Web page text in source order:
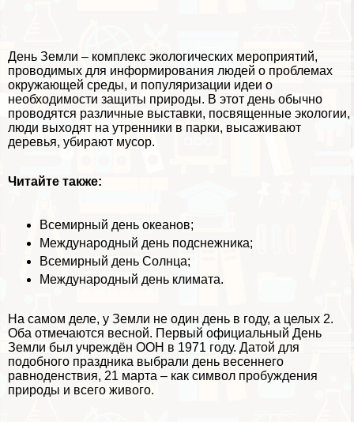
День Земли – комплекс экологических мероприятий,
проводимых для информирования людей о проблемах
окружающей среды, и популяризации идеи о
необходимости защиты природы. В этот день обычно
проводятся различные выставки, посвященные экологии,
люди выходят на утренники в парки, высаживают
деревья, убирают мусор.
Читайте также:
Всемирный день океанов;
Международный день подснежника;
Всемирный день Солнца;
Международный день климата.
На самом деле, у Земли не один день в году, а целых 2.
Оба отмечаются весной. Первый официальный День
Земли был учреждён ООН в 1971 году. Датой для
подобного праздника выбрали день весеннего
равноденствия, 21 марта – как символ пробуждения
природы и всего живого.